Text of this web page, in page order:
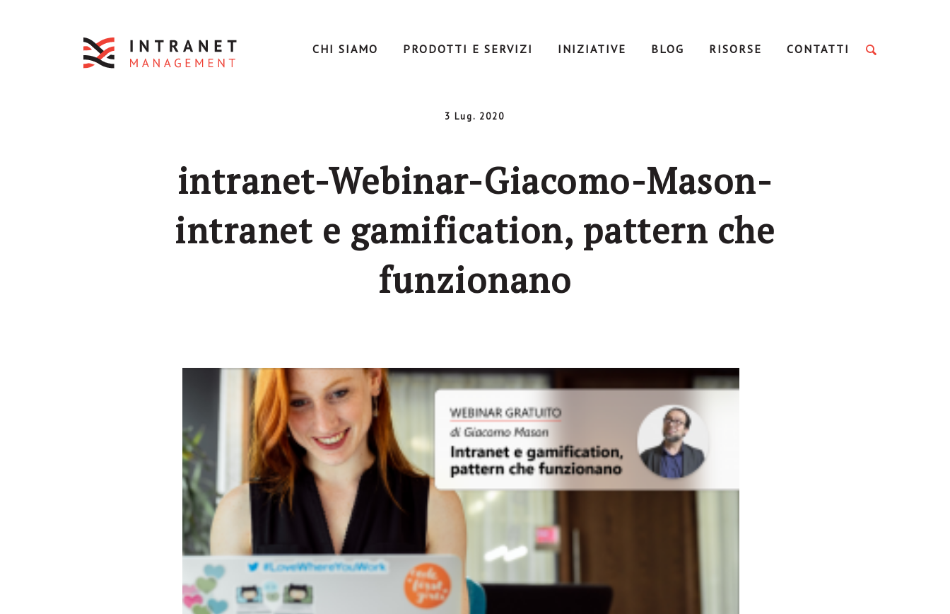
CHI SIAMO PRODOTTI E SERVIZI INIZIATIVE BLOG RISORSE CONTATTI
3 Lug. 2020
intranet-Webinar-Giacomo-Mason-
intranet e gamification, pattern che
funzionano